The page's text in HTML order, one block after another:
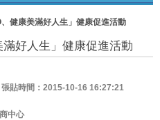
、健康美滿好人生」健康促進活動
滿好人生」健康促進活動
貼時間：2015-10-16 16:27:21
中心